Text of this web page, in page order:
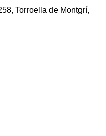
Torroella de Montgrí,